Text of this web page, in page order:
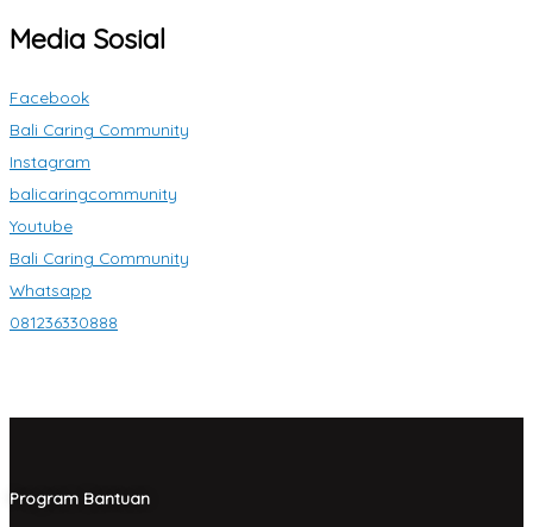
Media Sosial
Facebook
Bali Caring Community
Instagram
balicaringcommunity
Youtube
Bali Caring Community
Whatsapp
081236330888
Program Bantuan